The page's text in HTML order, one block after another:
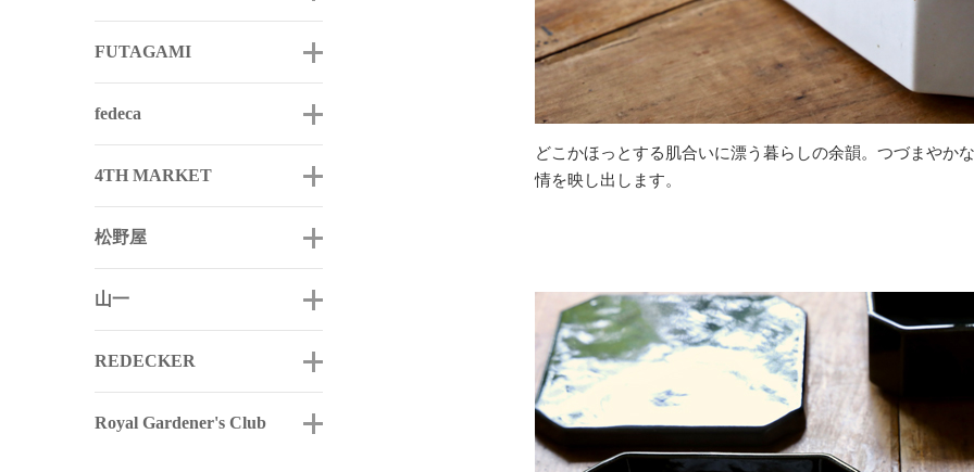
FUTAGAMI
fedeca
4TH MARKET
松野屋
山一
REDECKER
Royal Gardener's Club
どこかほっとする肌合いに漂う暮らしの余韻。つづまやか
情を映し出します。